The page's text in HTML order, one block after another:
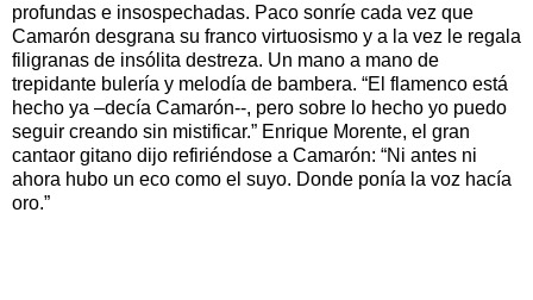
profundas e insospechadas. Paco sonríe cada vez que
Camarón desgrana su franco virtuosismo y a la vez le regala
filigranas de insólita destreza. Un mano a mano de
trepidante bulería y melodía de bambera. “El flamenco está
hecho ya –decía Camarón--, pero sobre lo hecho yo puedo
seguir creando sin mistificar.” Enrique Morente, el gran
cantaor gitano dijo refiriéndose a Camarón: “Ni antes ni
ahora hubo un eco como el suyo. Donde ponía la voz hacía
oro.”